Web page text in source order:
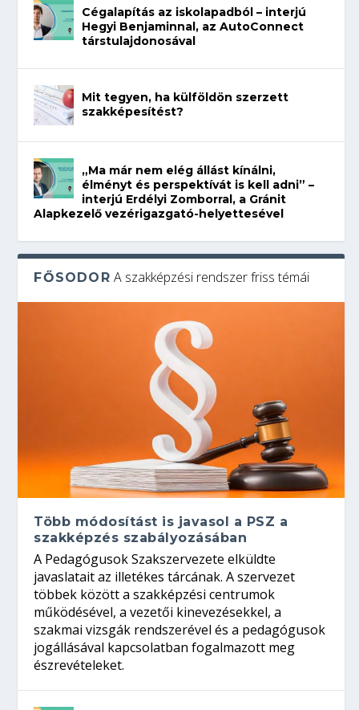
Cégalapítás az iskolapadból – interjú
Hegyi Benjaminnal, az AutoConnect
társtulajdonosával
Mit tegyen, ha külföldön szerzett
szakképesítést?
„Ma már nem elég állást kínálni,
élményt és perspektívát is kell adni” –
interjú Erdélyi Zomborral, a Gránit
Alapkezelő vezérigazgató-helyettesével
FŐSODOR A szakképzési rendszer friss témái
Több módosítást is javasol a PSZ a
szakképzés szabályozásában
A Pedagógusok Szakszervezete elküldte
javaslatait az illetékes tárcának. A szervezet
többek között a szakképzési centrumok
működésével, a vezetői kinevezésekkel, a
szakmai vizsgák rendszerével és a pedagógusok
jogállásával kapcsolatban fogalmazott meg
észrevételeket.